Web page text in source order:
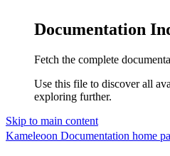
Documentation
Fetch the complete
Use this file to discover all
exploring further.
Skip to main content
Kameleoon Documentation home